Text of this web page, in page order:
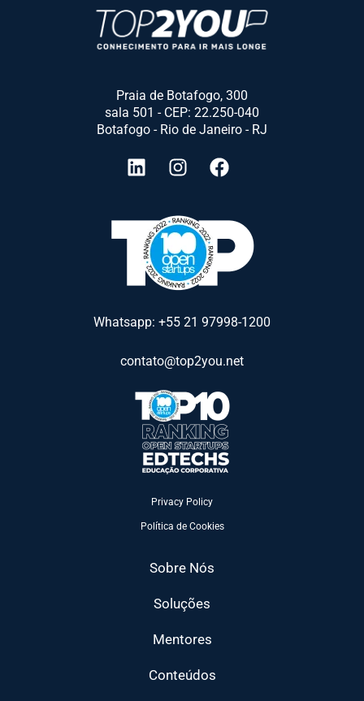
Praia de Botafogo, 300
sala 501 - CEP: 22.250-040
Botafogo - Rio de Janeiro - RJ
Whatsapp: +55 21 97998-1200
contato@top2you.net
Privacy Policy
Política de Cookies
Sobre Nós
Soluções
Mentores
Conteúdos